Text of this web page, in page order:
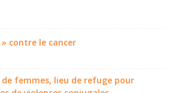
contre le cancer
de femmes, lieu de refuge pour